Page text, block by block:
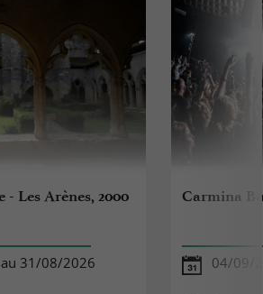
- Les Arènes, 2000
31/08/2026
Carmina
04/09/